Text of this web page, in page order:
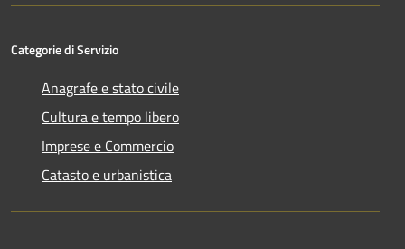
Categorie di Servizio
Anagrafe e stato civile
Cultura e tempo libero
Imprese e Commercio
Catasto e urbanistica